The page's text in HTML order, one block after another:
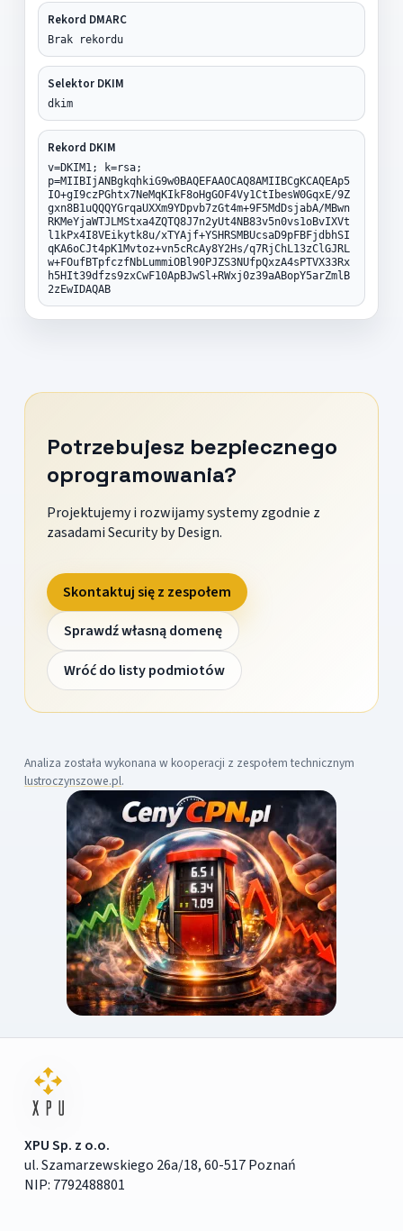
Rekord DMARC
Brak rekordu
Selektor DKIM
dkim
Rekord DKIM
v=DKIM1; k=rsa;
p=MIIBIjANBgkqhkiG9w0BAQEFAAOCAQ8AMIIBCgKCAQEAp5
IO+gI9czPGhtx7NeMqKIkF8oHgGOF4Vy1CtIbesW0GqxE/9Z
gxn8B1uQQQYGrqaUXXm9YDpvb7zGt4m+9F5MdDsjabA/MBwn
RKMeYjaWTJLMStxa4ZQTQ8J7n2yUt4NB83v5n0vs1oBvIXVt
l1kPx4I8VEikytk8u/xTYAjf+YSHRSMBUcsaD9pFBFjdbhSI
qKA6oCJt4pK1Mvtoz+vn5cRcAy8Y2Hs/q7RjChL13zClGJRL
w+FOufBTpfczfNbLummiOBl90PJZS3NUfpQxzA4sPTVX33Rx
h5HIt39dfzs9zxCwF10ApBJwSl+RWxj0z39aABopY5arZmlB
2zEwIDAQAB
Potrzebujesz bezpiecznego
oprogramowania?
Projektujemy i rozwijamy systemy zgodnie z
zasadami Security by Design.
Skontaktuj się z zespołem
Sprawdź własną domenę
Wróć do listy podmiotów
Analiza została wykonana w kooperacji z zespołem technicznym
lustroczynszowe.pl.
XPU Sp. z o.o.
ul. Szamarzewskiego 26a/18, 60-517 Poznań
NIP: 7792488801